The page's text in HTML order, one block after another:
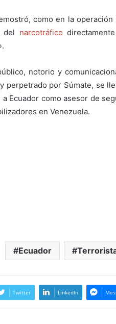
como en la
del narcotráfico
notorio y
perpetrado por Súmate, se
Ecuador como asesor de
en Venezuela.
Ecuador
Twitter LinkedIn